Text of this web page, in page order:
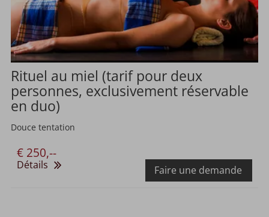
Rituel au miel (tarif pour deux
personnes, exclusivement réservable
en duo)
Douce tentation
€ 250,--
Faire une demande
Détails